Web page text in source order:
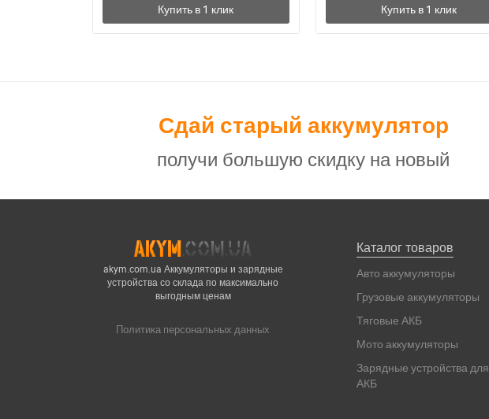
Сдай старый аккумулятор
получи большую скидку на новый
akym.com.ua Аккумуляторы и зарядные
устройства со склада по максимально
выгодным ценам
Политика персональных данных
Каталог товаров
Авто аккумуляторы
Грузовые аккумуляторы
Тяговые АКБ
Мото аккумуляторы
Зарядные устройства для
АКБ